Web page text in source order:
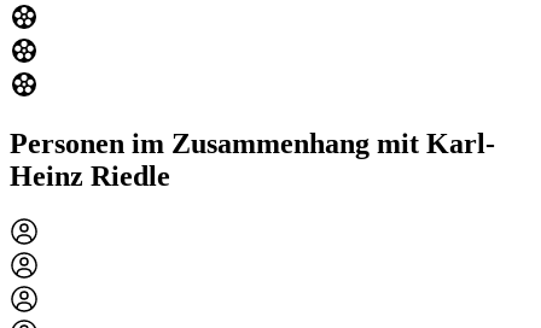
Personen im Zusammenhang mit Karl-
Heinz Riedle